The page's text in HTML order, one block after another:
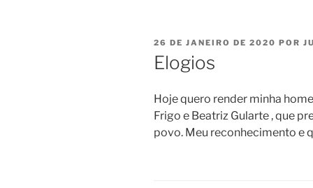
PUBLICADO
EM
26 DE JANEIRO DE 2020 POR
Elogios
Hoje quero render minha
Frigo e Beatriz Gularte , que
povo. Meu reconhecimento e